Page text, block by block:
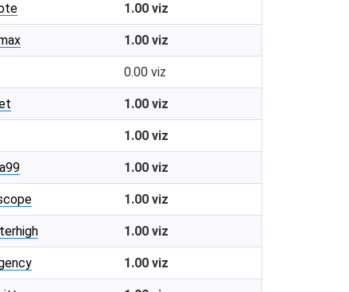
1.00 viz
1.00 viz
0.00 viz
1.00 viz
1.00 viz
1.00 viz
1.00 viz
1.00 viz
1.00 viz